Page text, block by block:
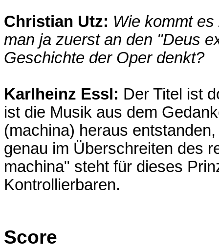
Christian Utz: Wie kommt
man ja zuerst an den "Deus
Geschichte der Oper denkt?
Karlheinz Essl: Der Titel ist
ist die Musik aus dem
(machina) heraus
genau im Überschreiten des
machina" steht für dieses
Kontrollierbaren.
Score